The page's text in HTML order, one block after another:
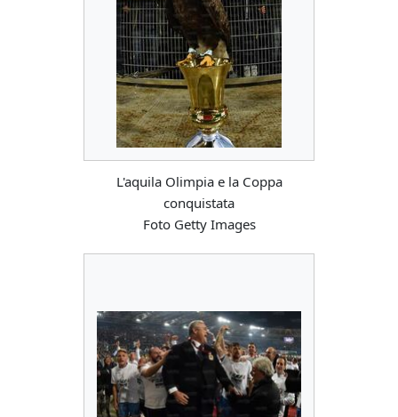
L'aquila Olimpia e la Coppa
conquistata
Foto Getty Images